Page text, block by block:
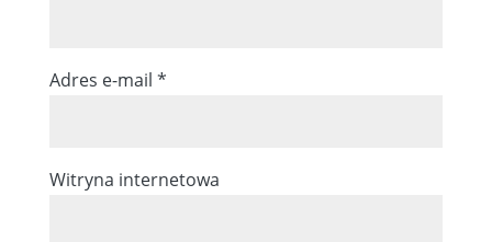
Adres e-mail *
Witryna internetowa